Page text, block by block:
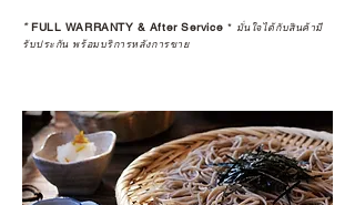
*FULL WARRANTY & After Service * มั่นใจได้กับสินค้ามี
รับประกัน พร้อมบริการหลังการขาย